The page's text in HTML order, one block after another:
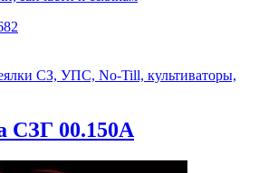
СЗ, УПС, No-Till, культиваторы,
СЗГ 00.150А